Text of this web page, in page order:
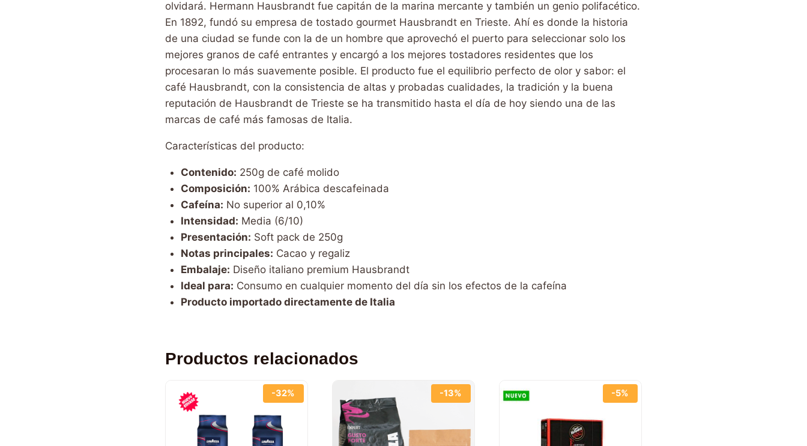
olvidará. Hermann Hausbrandt fue capitán de la marina mercante y también un genio polifacético.
En 1892, fundó su empresa de tostado gourmet Hausbrandt en Trieste. Ahí es donde la historia
de una ciudad se funde con la de un hombre que aprovechó el puerto para seleccionar solo los
mejores granos de café entrantes y encargó a los mejores tostadores residentes que los
procesaran lo más suavemente posible. El producto fue el equilibrio perfecto de olor y sabor: el
café Hausbrandt, con la consistencia de altas y probadas cualidades, la tradición y la buena
reputación de Hausbrandt de Trieste se ha transmitido hasta el día de hoy siendo una de las
marcas de café más famosas de Italia.
Características del producto:
Contenido: 250g de café molido
Composición: 100% Arábica descafeinada
Cafeína: No superior al 0,10%
Intensidad: Media (6/10)
Presentación: Soft pack de 250g
Notas principales: Cacao y regaliz
Embalaje: Diseño italiano premium Hausbrandt
Ideal para: Consumo en cualquier momento del día sin los efectos de la cafeína
Producto importado directamente de Italia
Productos relacionados
-32% -13% -5%